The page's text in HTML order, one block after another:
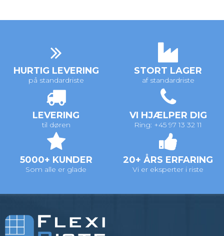
HURTIG LEVERING
på standardriste
STORT LAGER
af standardriste
LEVERING
til døren
VI HJÆLPER DIG
Ring: +45 97 13 32 11
5000+ KUNDER
Som alle er glade
20+ ÅRS ERFARING
Vi er eksperter i riste